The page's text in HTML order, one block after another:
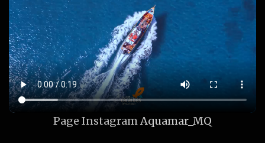
Page InstagramAquamar_MQ